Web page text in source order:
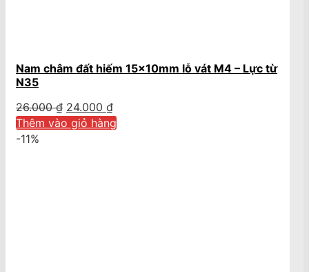
Nam châm đất hiếm 15x10mm lỗ vát M4 – Lực từ
N35
26.000₫ Giá
gốc
là:
24.000 ₫Giá
hiện
tại
Thêm vào giỏ hàng
-11%